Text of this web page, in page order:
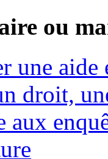
ou
une aide
droit,
aux